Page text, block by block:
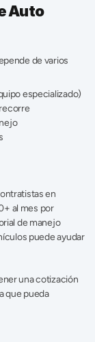
Auto
de varios
especializado)
en
al mes por
de manejo
puede ayudar
una cotización
que pueda